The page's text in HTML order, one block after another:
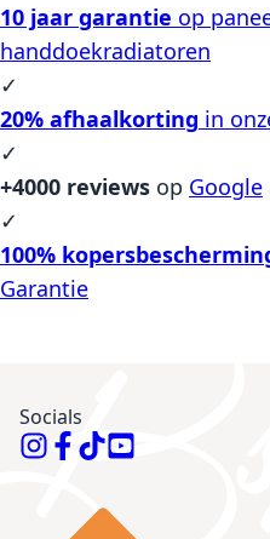
10 jaar garantie op
handdoekradiatoren
✓
20% afhaalkorting in
✓
+4000 reviews op Google
✓
100%
Garantie
Socials